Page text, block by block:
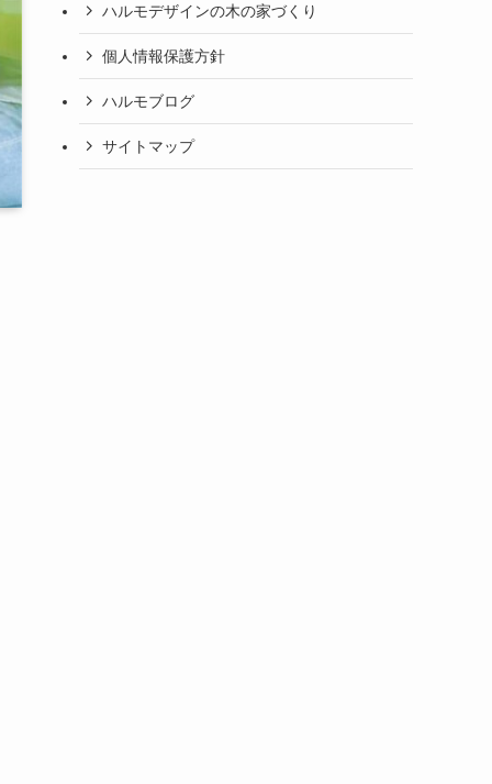
ハルモデザインの木の家づくり
個人情報保護方針
ハルモブログ
サイトマップ